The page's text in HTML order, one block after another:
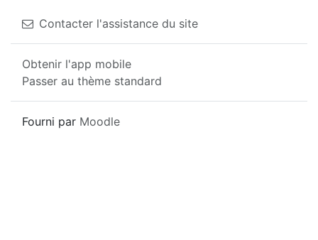
Contacter l'assistance du site
Obtenir l'app mobile
Passer au thème standard
Fourni par Moodle